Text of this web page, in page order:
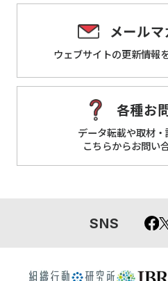
メール
ウェブサイトの更新情報
各種お
データ転載や取材
こちらからお問い
SNS